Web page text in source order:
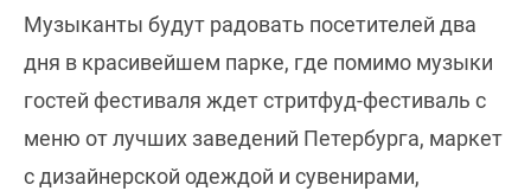
Музыканты будут радовать посетителей два
дня в красивейшем парке, где помимо музыки
гостей фестиваля ждет стритфуд-фестиваль с
меню от лучших заведений Петербурга, маркет
с дизайнерской одеждой и сувенирами,